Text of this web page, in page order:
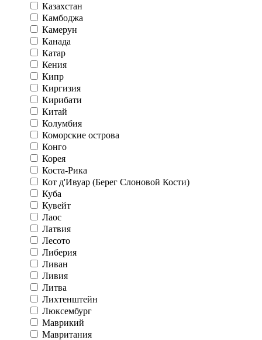
Казахстан
Камбоджа
Камерун
Канада
Катар
Кения
Кипр
Киргизия
Кирибати
Китай
Колумбия
Коморские острова
Конго
Корея
Коста-Рика
Кот д'Ивуар (Берег Слоновой Кости)
Куба
Кувейт
Лаос
Латвия
Лесото
Либерия
Ливан
Ливия
Литва
Лихтенштейн
Люксембург
Маврикий
Мавритания